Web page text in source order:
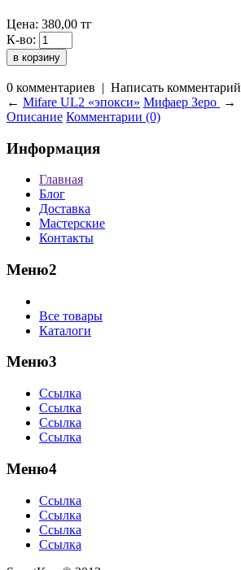
Цена: 380,00 тг
К-во:
0 комментариев | Написать комментарий
← Mifare UL2 «эпокси» Мифаер Зеро
→
Описание Комментарии (0)
Информация
Главная
Блог
Доставка
Мастерские
Контакты
Меню2
Все товары
Каталоги
Меню3
Ссылка
Ссылка
Ссылка
Ссылка
Меню4
Ссылка
Ссылка
Ссылка
Ссылка